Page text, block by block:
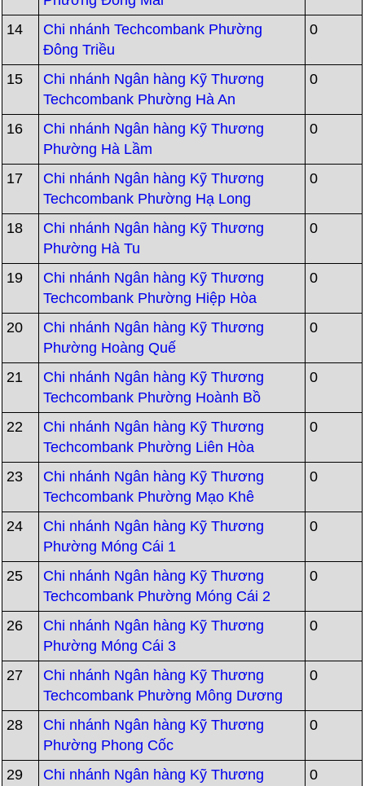
14
Chi nhánh Techcombank Phường
Đông Triều
0
15
Chi nhánh Ngân hàng Kỹ Thương
Techcombank Phường Hà An
0
16
Chi nhánh Ngân hàng Kỹ Thương
Phường Hà Lầm
0
17
Chi nhánh Ngân hàng Kỹ Thương
Techcombank Phường Hạ Long
0
18
Chi nhánh Ngân hàng Kỹ Thương
Phường Hà Tu
0
19
Chi nhánh Ngân hàng Kỹ Thương
Techcombank Phường Hiệp Hòa
0
20
Chi nhánh Ngân hàng Kỹ Thương
Phường Hoàng Quế
0
21
Chi nhánh Ngân hàng Kỹ Thương
Techcombank Phường Hoành Bồ
0
22
Chi nhánh Ngân hàng Kỹ Thương
Techcombank Phường Liên Hòa
0
23
Chi nhánh Ngân hàng Kỹ Thương
Techcombank Phường Mạo Khê
0
24
Chi nhánh Ngân hàng Kỹ Thương
Phường Móng Cái 1
0
25
Chi nhánh Ngân hàng Kỹ Thương
Techcombank Phường Móng Cái 2
0
26
Chi nhánh Ngân hàng Kỹ Thương
Phường Móng Cái 3
0
27
Chi nhánh Ngân hàng Kỹ Thương
Techcombank Phường Mông Dương
0
28
Chi nhánh Ngân hàng Kỹ Thương
Phường Phong Cốc
0
29
Chi nhánh Ngân hàng Kỹ Thương
0